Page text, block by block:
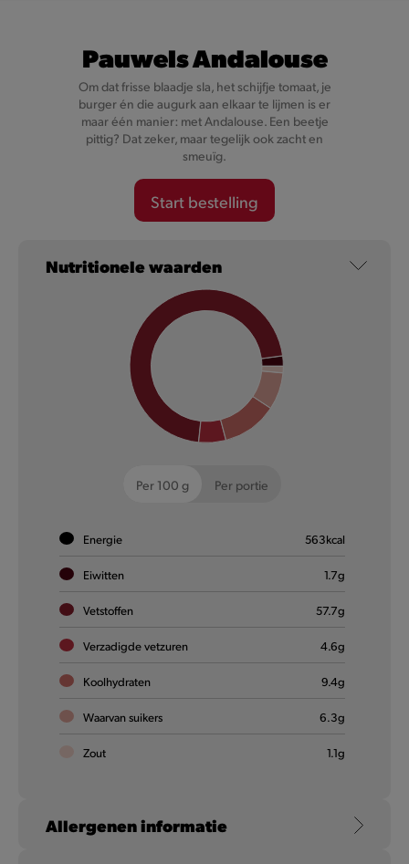
Cheesy Val-Dieu Caractère
Want onze Cheesy’s zijn niet zomaar gevuld met kaas, maar
met karaktervolle Val-Dieu Caractère kaas.
Meer informatie
Lekker en mals. Groots van smaak!
Pauwels Andalouse
Om dat frisse blaadje sla, het schijfje tomaat, je
burger én die augurk aan elkaar te lijmen is er
maar één manier: met Andalouse. Een beetje
pittig? Dat zeker, maar tegelijk ook zacht en
smeuïg.
Start bestelling
Nutritionele waarden
Per 100 g Per portie
Energie 563kcal
Eiwitten 1.7g
Vetstoffen 57.7g
Verzadigde vetzuren 4.6g
Koolhydraten 9.4g
Waarvan suikers 6.3g
Zout 1.1g
Allergenen informatie